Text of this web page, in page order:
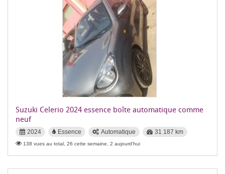
Suzuki Celerio 2024 essence boîte automatique comme
neuf
2024 Essence Automatique 31 187 km
138 vues au total, 26 cette semaine, 2 aujourd'hui